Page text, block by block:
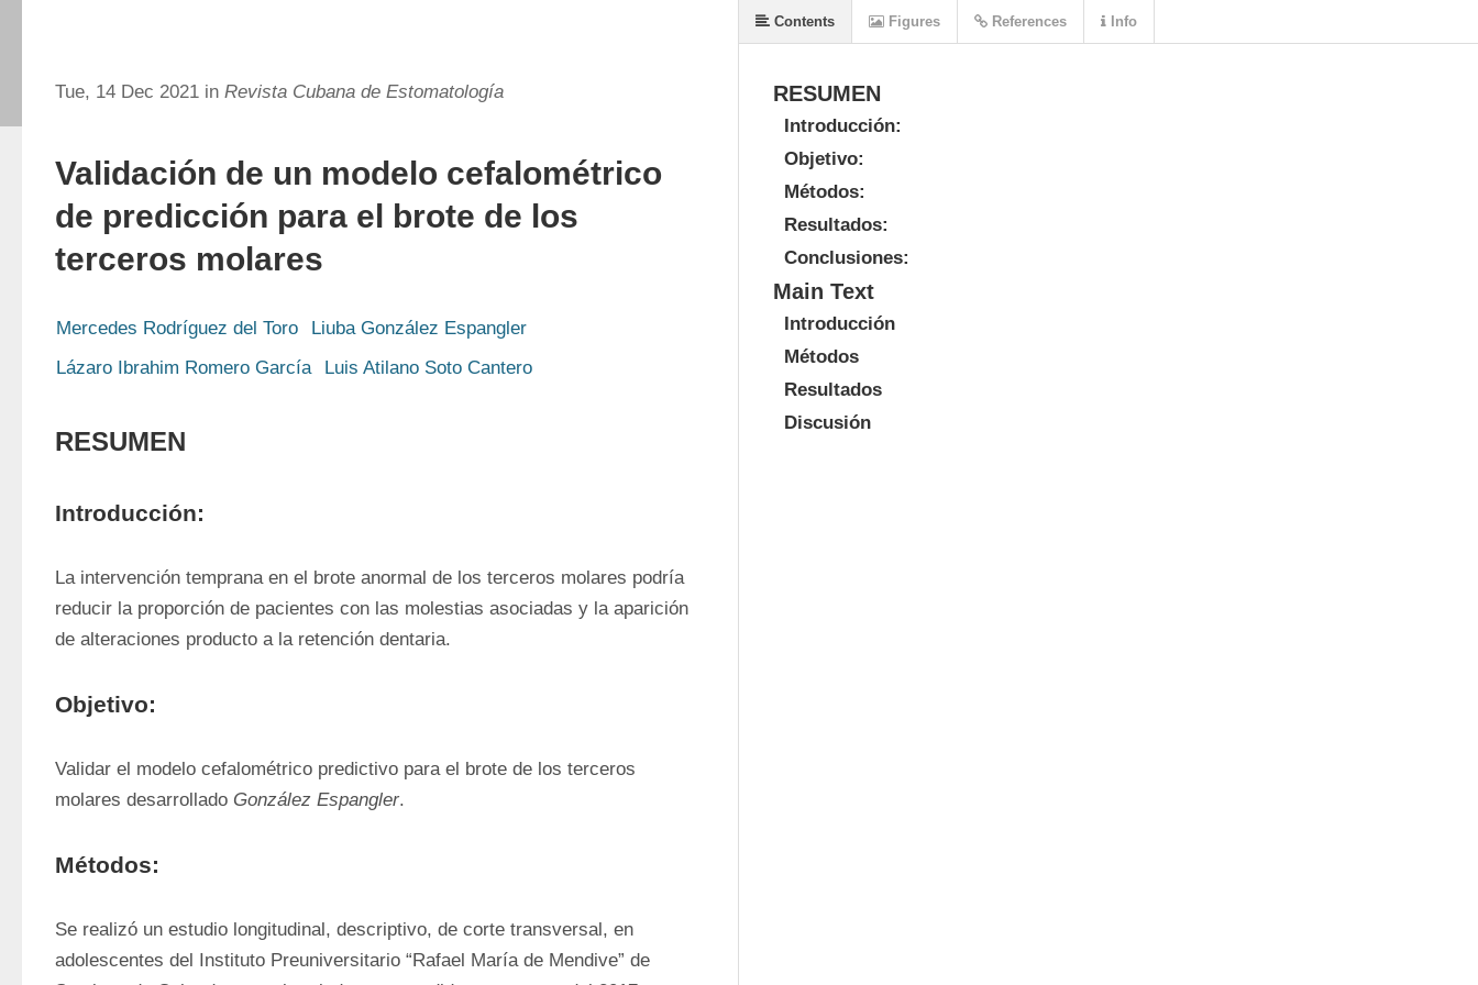
Tue, 14 Dec 2021 in Revista Cubana de Estomatología
Validación de un modelo cefalométrico
de predicción para el brote de los
terceros molares
Mercedes Rodríguez del Toro
Liuba González Espangler
Lázaro Ibrahim Romero García
Luis Atilano Soto Cantero
RESUMEN
Introducción:
La intervención temprana en el brote anormal de los terceros molares podría
reducir la proporción de pacientes con las molestias asociadas y la aparición
de alteraciones producto a la retención dentaria.
Objetivo:
Validar el modelo cefalométrico predictivo para el brote de los terceros
molares desarrollado González Espangler.
Métodos:
Se realizó un estudio longitudinal, descriptivo, de corte transversal, en
adolescentes del Instituto Preuniversitario “Rafael María de Mendive” de
RESUMEN
Introducción:
Objetivo:
Métodos:
Resultados:
Conclusiones:
Main Text
Introducción
Métodos
Resultados
Discusión
Contents Figures References Info